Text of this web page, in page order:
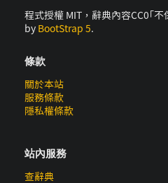
程式授權 MIT，辭典內容CC0｢
by BootStrap 5.
條款
關於本站
服務條款
隱私權條款
站內服務
查辭典